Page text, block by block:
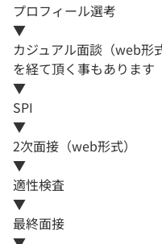
プロフィール選考
▼
カジュアル面談（web形
を経て頂く事もあります
▼
SPI
▼
2次面接（web形式）
▼
適性検査
▼
最終面接